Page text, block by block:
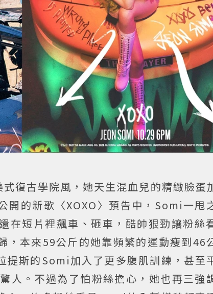
復古學院風，她天生混血兒的精緻臉蛋
開的新歌〈XOXO〉預告中，Somi一甩
在短片裡飆車、砸車，酷帥狠勁讓粉絲
，本來59公斤的她靠頻繁的運動瘦到46
提斯的Somi加入了更多腹肌訓練，甚至
人。不過為了怕粉絲擔心，她也再三強